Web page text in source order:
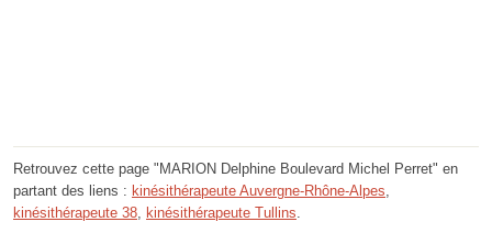
Retrouvez cette page "MARION Delphine Boulevard Michel Perret" en
partant des liens : kinésithérapeute Auvergne-Rhône-Alpes,
kinésithérapeute 38, kinésithérapeute Tullins.